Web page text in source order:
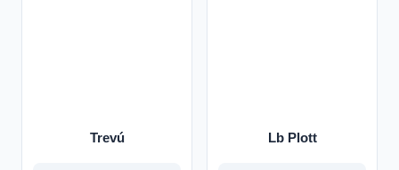
Trevú Lb Plott